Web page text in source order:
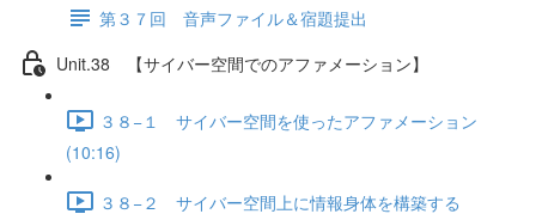
第３７回 音声ファイル＆宿題提出
Unit.38 【サイバー空間でのアファメーション】
３８−１ サイバー空間を使ったアファメーション
(10:16)
３８−２ サイバー空間上に情報身体を構築する